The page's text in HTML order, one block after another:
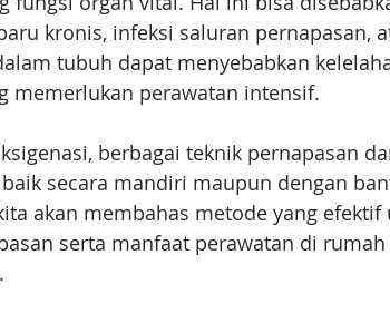
kronis, infeksi saluran pernapasan,
tubuh dapat menyebabkan
memerlukan perawatan intensif.
berbagai teknik pernapasan
secara mandiri maupun dengan
akan membahas metode yang efektif
serta manfaat perawatan di